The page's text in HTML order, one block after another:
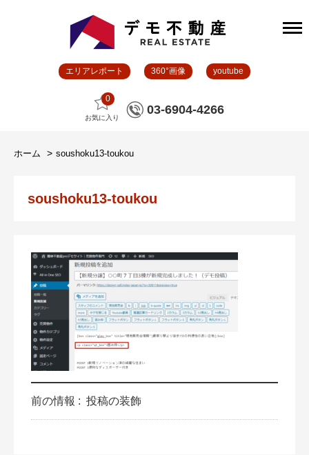
エリアレポート 360°画像 youtube
0
お気に入り
03-6904-4266
ホーム soushoku13-toukou
soushoku13-toukou
前の情報 : 投稿の装飾